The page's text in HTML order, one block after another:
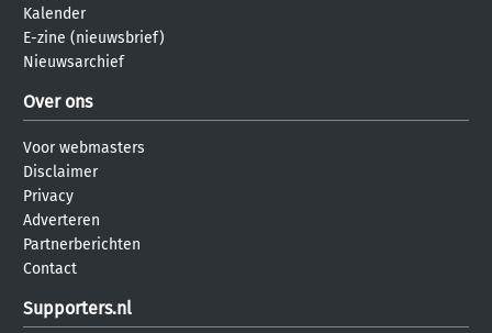
Kalender
E-zine (nieuwsbrief)
Nieuwsarchief
Over ons
Voor webmasters
Disclaimer
Privacy
Adverteren
Partnerberichten
Contact
Supporters.nl